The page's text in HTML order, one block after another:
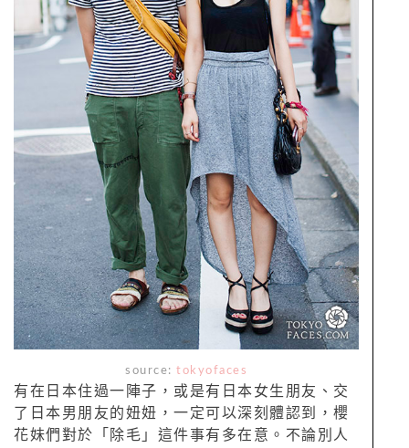
source: tokyofaces
有在日本住過一陣子，或是有日本女生朋友、交
了日本男朋友的妞妞，一定可以深刻體認到，櫻
花妹們對於「除毛」這件事有多在意。不論別人